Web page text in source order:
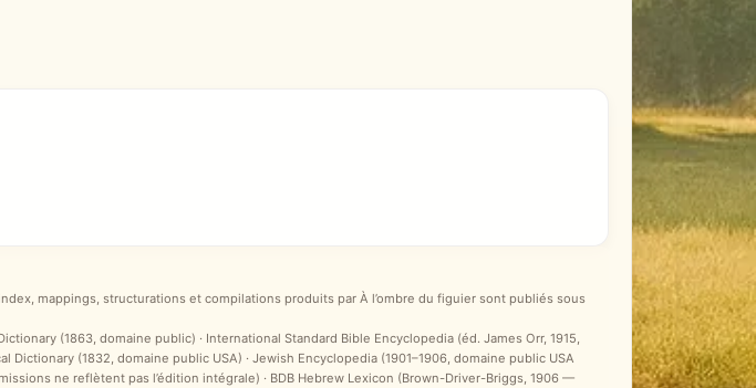
mappings, structurations et compilations produits par À l’ombre du figuier sont publiés sous
(1863, domaine public) · International Standard Bible Encyclopedia (éd. James Orr, 1915,
(1832, domaine public USA) · Jewish Encyclopedia (1901–1906, domaine public USA
ne reflètent pas l’édition intégrale) · BDB Hebrew Lexicon (Brown-Driver-Briggs, 1906 —